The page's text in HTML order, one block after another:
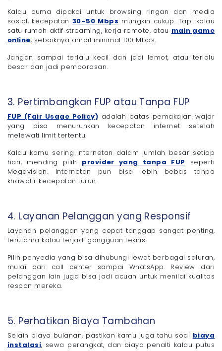
Kalau cuma dipakai untuk browsing ringan dan media
sosial, kecepatan 30–50 Mbps mungkin cukup. Tapi kalau
satu rumah aktif streaming, kerja remote, atau main game
online, sebaiknya ambil minimal 100 Mbps.
Jangan sampai terlalu kecil dan jadi lemot, atau terlalu
besar dan jadi pemborosan.
3. Pertimbangkan FUP atau Tanpa FUP
FUP (Fair Usage Policy) adalah batas pemakaian wajar
yang bisa menurunkan kecepatan internet setelah
melewati limit tertentu.
Kalau kamu sering internetan dalam jumlah besar setiap
hari, mending pilih provider yang tanpa FUP seperti
Megavision. Internetan pun bisa lebih bebas tanpa
khawatir kecepatan turun.
4. Layanan Pelanggan yang Responsif
Layanan pelanggan yang cepat tanggap sangat penting,
terutama kalau terjadi gangguan teknis.
Pilih penyedia yang bisa dihubungi lewat berbagai saluran,
mulai dari call center sampai WhatsApp. Review dari
pelanggan lain juga bisa jadi acuan untuk menilai kualitas
respon mereka.
5. Perhatikan Biaya Tambahan
Selain biaya bulanan, pastikan kamu juga tahu soal biaya
instalasi, sewa perangkat, dan biaya penalti kalau putus